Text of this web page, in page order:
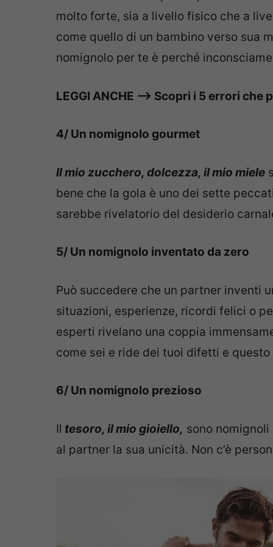
molto forte, sia a livello fisico che a
come quello di un bambino verso sua
nomignolo per te è perché
LEGGI ANCHE —> Scopri i 5 errori
4/ Un nomignolo gourmet
Il mio zucchero, dolcezza, il mio miele
bene che la gola è uno dei sette
sarebbe rivelatorio del desiderio
5/ Un nomignolo inventato da zero
Può succedere che un partner inventi
situazioni, esperienze, ricordi felici o
esperti rivelano una coppia
come sei e ride dei tuoi difetti e
6/ Un nomignolo prezioso
Il tesoro, il mio gioiello, sono
al partner la sua unicità. Non c’è